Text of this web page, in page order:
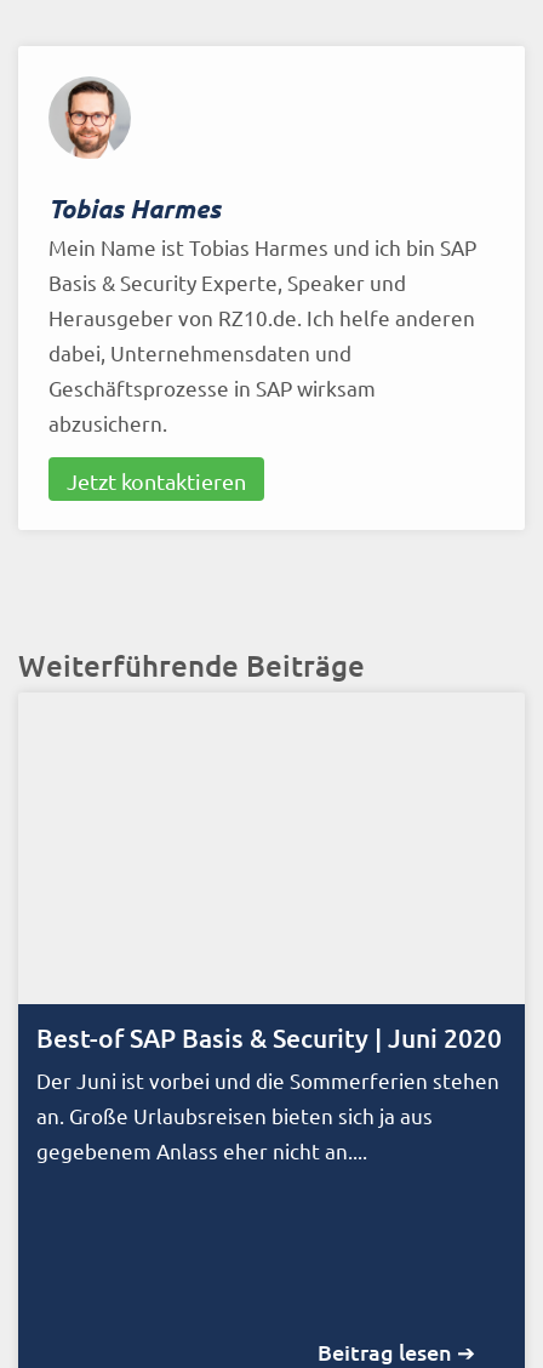
Tobias Harmes
Mein Name ist Tobias Harmes und ich bin SAP
Basis & Security Experte, Speaker und
Herausgeber von RZ10.de. Ich helfe anderen
dabei, Unternehmensdaten und
Geschäftsprozesse in SAP wirksam
abzusichern.
Jetzt kontaktieren
Weiterführende Beiträge
Best-of SAP Basis & Security | Juni 2020
Der Juni ist vorbei und die Sommerferien stehen
an. Große Urlaubsreisen bieten sich ja aus
gegebenem Anlass eher nicht an....
Beitrag lesen ➔